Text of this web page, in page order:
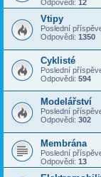
Odpovědi: 12
Vtipy
Poslední
Odpovědi: 1350
Cyklisté
Poslední
Odpovědi: 594
Modelářství
Poslední
Odpovědi: 302
Membrána
Poslední
Odpovědi: 13